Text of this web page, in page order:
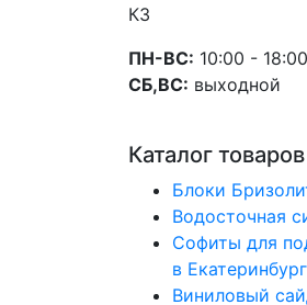
К3
ПН-ВС: 10:00 - 18:00
СБ,ВС: выходной
Каталог товаров
Блоки
Водосточная
Софиты для
в
Виниловый